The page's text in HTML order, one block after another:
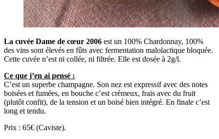
La cuvée Dame de cœur 2006 est un 100% Chardonnay, 100%
des vins sont élevés en fûts avec fermentation malolactique bloquée.
Cette cuvée n’est ni collée, ni filtrée. Elle est dosée à 2g/l.
Ce que j’en ai pensé :
C’est un superbe champagne. Son nez est expressif avec des notes
boisées et fumées, en bouche c’est crémeux, frais avec du fruit
(plutôt confit), de la tension et un boisé bien intégré. En finale c’est
long et tendu.
Prix : 65€ (Caviste).